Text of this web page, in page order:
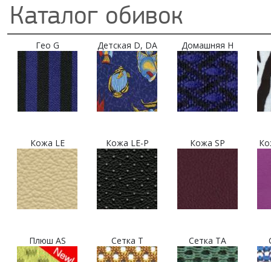
Каталог обивок
Гео G Детская D, DA Домашняя H
Кожа LE Кожа LE-P Кожа SP
Плюш AS Сетка T Сетка TA